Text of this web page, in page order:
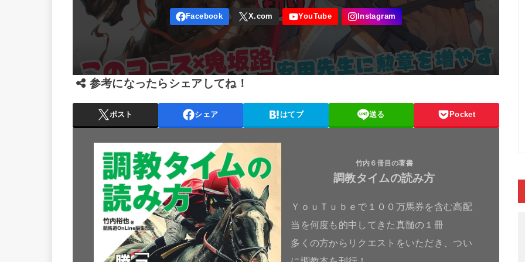
参考になったらシェアしてね！
ポスト シェア はてブ 送る Pocket
竹内６冊目の著書
調教タイムの読み方
ＹｏｕＴｕｂｅで１００万馬券を含む高配
当を何度も的中してきた真髄の１冊
多くの方からリクエストをいただき、つい